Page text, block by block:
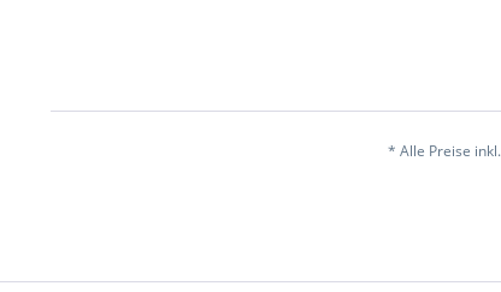
* Alle Preise